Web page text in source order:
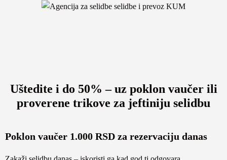
Uštedite i do 50% – uz poklon vaučer ili
proverene trikove za jeftiniju selidbu
Poklon vaučer 1.000 RSD za rezervaciju danas